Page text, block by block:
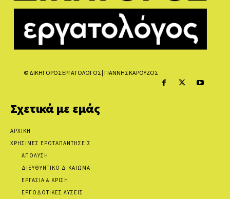
© ΔΙΚΗΓΟΡΟΣ ΕΡΓΑΤΟΛΟΓΟΣ | ΓΙΑΝΝΗΣ ΚΑΡΟΥΖΟΣ
Σχετικά με εμάς
ΑΡΧΙΚΗ
ΧΡΗΣΙΜΕΣ ΕΡΩΤΑΠΑΝΤΗΣΕΙΣ
ΑΠΟΛΥΣΗ
ΔΙΕΥΘΥΝΤΙΚΟ ΔΙΚΑΙΩΜΑ
ΕΡΓΑΣΙΑ & ΚΡΙΣΗ
ΕΡΓΟΔΟΤΙΚΕΣ ΛΥΣΕΙΣ